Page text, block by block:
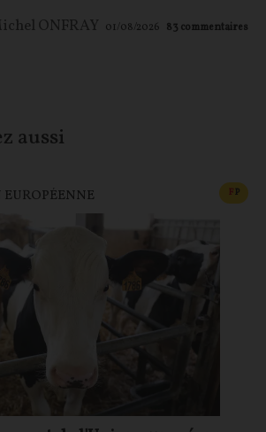
ONFRAY 01/08/2026 83 commentaires
aussi
FP